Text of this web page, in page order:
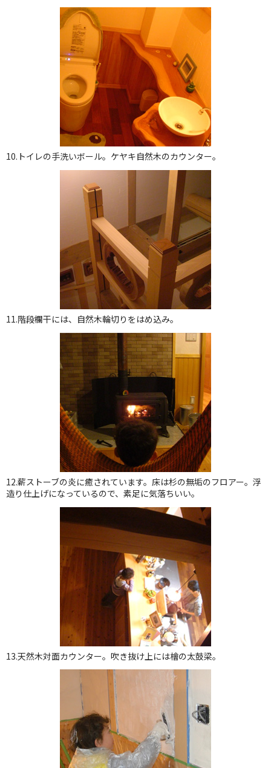
10.トイレの手洗いボール。ケヤキ自然木のカウンター。
11.階段欄干には、自然木輪切りをはめ込み。
12.薪ストーブの炎に癒されています。床は杉の無垢のフロアー。浮
造り仕上げになっているので、素足に気落ちいい。
13.天然木対面カウンター。吹き抜け上には檜の太鼓梁。